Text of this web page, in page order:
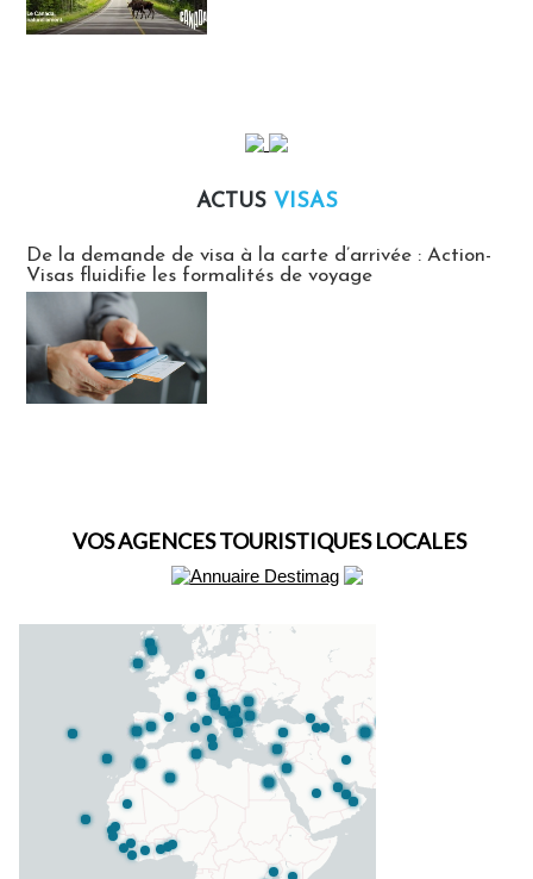
ACTUS VISAS
De la demande de visa à la carte d’arrivée : Action-
Visas fluidifie les formalités de voyage
VOS AGENCES TOURISTIQUES LOCALES